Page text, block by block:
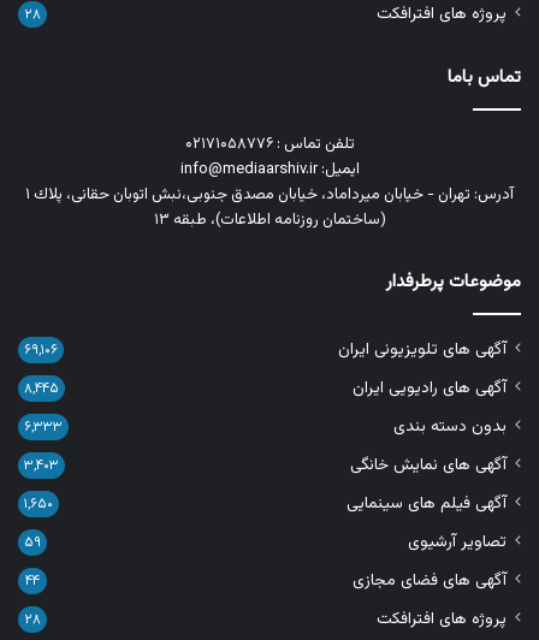
پروژه های افترافکت ۲۸
تماس باما
تلفن تماس : ۰۲۱۷۱۰۵۸۷۷۶
ایمیل: info@mediaarshiv.ir
آدرس: تهران - خیابان میرداماد، خیابان مصدق جنوبی،نبش اتوبان حقانی، پلاك ١
(ساختمان روزنامه اطلاعات)، طبقه ۱۳
موضوعات پرطرفدار
آگهی های تلویزیونی ایران ۶۹,۱۰۶
آگهی های رادیویی ایران ۸,۴۴۵
بدون دسته بندی ۶,۳۳۳
آگهی های نمایش خانگی ۳,۴۰۳
آگهی فیلم های سینمایی ۱,۶۵۰
تصاویر آرشیوی ۵۹
آگهی های فضای مجازی ۴۴
پروژه های افترافکت ۲۸